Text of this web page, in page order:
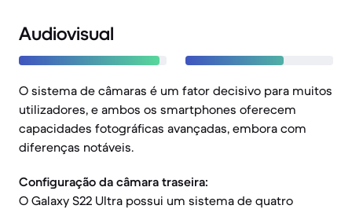
Audiovisual
O sistema de câmaras é um fator decisivo para muitos
utilizadores, e ambos os smartphones oferecem
capacidades fotográficas avançadas, embora com
diferenças notáveis.
Configuração da câmara traseira:
O Galaxy S22 Ultra possui um sistema de quatro